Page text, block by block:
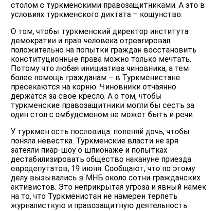
столом с туркменскими правозащитниками. А это в
условиях туркменского диктата – кощунство.
О том, чтобы туркменский директор института
демократии и прав человека отреагировал
положительно на попытки граждан восстановить
конституционные права можно только мечтать.
Потому что любая инициатива чиновника, а тем
более помощь гражданам – в Туркменистане
пресекаются на корню. Чиновники отчаянно
держатся за свое кресло. А о том, чтобы
туркменские правозащитники могли бы сесть за
один стол с омбудсменом не может быть и речи.
У туркмен есть пословица: попеняй дочь, чтобы
поняла невестка. Туркменские власти не зря
затеяли пиар-шоу о шпионаже и попытках
дестабилизировать общество накануне приезда
евродепутатов, 19 июня. Сообщают, что по этому
делу вызывались в МНБ около сотни гражданских
активистов. Это неприкрытая угроза и явный намек
на то, что Туркменистан не намерен терпеть
журналисткую и правозащитную деятельность.